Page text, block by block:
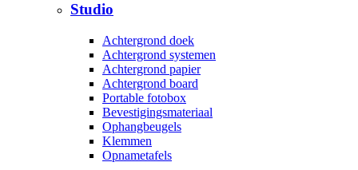
Studio
Achtergrond doek
Achtergrond systemen
Achtergrond papier
Achtergrond board
Portable fotobox
Bevestigingsmateriaal
Ophangbeugels
Klemmen
Opnametafels